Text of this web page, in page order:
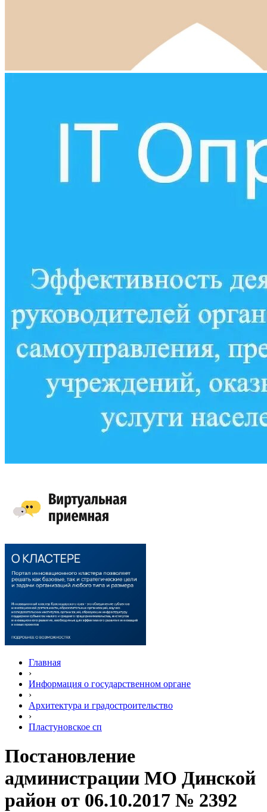
Главная
›
Информация о государственном органе
›
Архитектура и градостроительство
›
Пластуновское сп
Постановление
администрации МО Динской
район от 06.10.2017 № 2392